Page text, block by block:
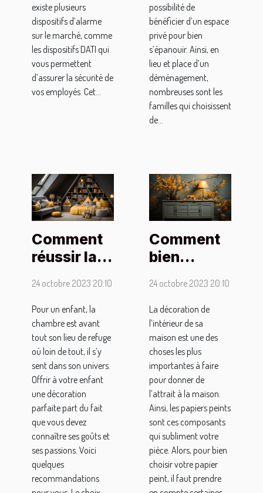
existe plusieurs
dispositifs d’alarme
sur le marché, comme
les dispositifs DATI qui
vous permettent
d’assurer la sécurité de
vos employés. Cet...
possibilité de
bénéficier d’un espace
privé pour bien
s’épanouir. Ainsi, en
lieu et place d’un
déménagement,
nombreuses sont les
familles qui choisissent
de...
Comment
réussir la
déco de la
chambre
d’un enfant
?
24 octobre 2023 20:10
Pour un enfant, la
chambre est avant
tout son lieu de refuge
où loin de tout, il s’y
sent dans son univers.
Offrir à votre enfant
une décoration
parfaite part du fait
que vous devez
connaître ses goûts et
ses passions. Voici
quelques
recommandations
Comment
bien
choisir un
papier
peint pour
sa pièce ?
24 octobre 2023 20:10
La décoration de
l’intérieur de sa
maison est une des
choses les plus
importantes à faire
pour donner de
l’attrait à la maison.
Ainsi, les papiers peints
sont ces composants
qui subliment votre
pièce. Alors, pour bien
choisir votre papier
peint, il faut prendre